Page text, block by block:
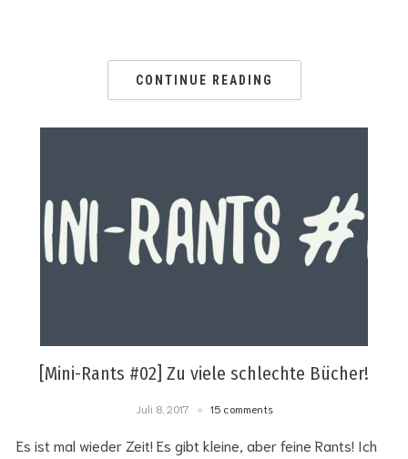
CONTINUE READING
[Mini-Rants #02] Zu viele schlechte Bücher!
Juli 8, 2017 15 comments
Es ist mal wieder Zeit! Es gibt kleine, aber feine Rants! Ich